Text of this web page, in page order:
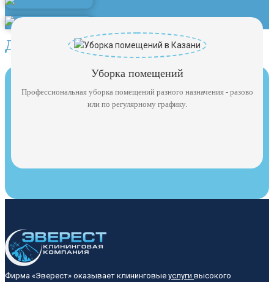
Другие услуги клининга
Уборка помещений
Профессиональная уборка помещений разного назначения - разово
или по регулярному графику.
Фирма «Эверест» оказывает клининговые услуги высокого